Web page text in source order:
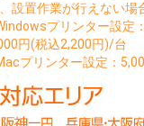
お買い
設置作業が行えない場
プリンター設定
円(税込2,200円)/台
プリンター設定：